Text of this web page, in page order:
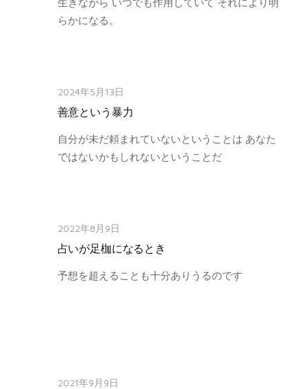
生きながら いつでも作用していて それにより明
らかになる。
2024年5月13日
善意という暴力
自分が未だ頼まれていないということは あなた
ではないかもしれないということだ
2022年8月9日
占いが足枷になるとき
予想を超えることも十分ありうるのです
2021年9月9日